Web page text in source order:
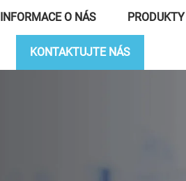
INFORMACE O NÁS PRODUKTY
KONTAKTUJTE NÁS